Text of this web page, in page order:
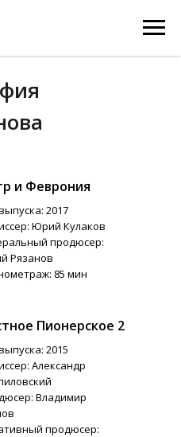
Пионерское 2
2015
Александр
Владимир
продюсер:
и Феврония
2017
Юрий Кулаков
продюсер:
Рязанов
85 мин